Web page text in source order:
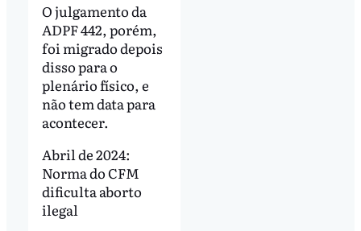
O julgamento da
ADPF 442, porém,
foi migrado depois
disso para o
plenário físico, e
não tem data para
acontecer.
Abril de 2024:
Norma do CFM
dificulta aborto
ilegal